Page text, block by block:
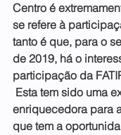
Centro é
se refere à
tanto é que, para o
de 2019, há o
participação da
Esta tem sido uma
enriquecedora para
que tem a